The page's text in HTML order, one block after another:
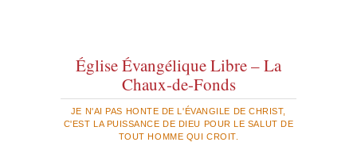
Église Évangélique Libre – La
Chaux-de-Fonds
JE N'AI PAS HONTE DE L'ÉVANGILE DE CHRIST,
C'EST LA PUISSANCE DE DIEU POUR LE SALUT DE
TOUT HOMME QUI CROIT.